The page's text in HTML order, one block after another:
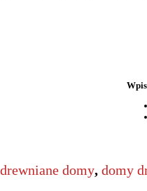
drewniane domy, domy